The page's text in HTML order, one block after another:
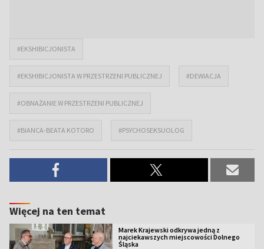
#EKSHIBICJONISTA
#EKSHIBICJONISTA W PRZESTRZENI PUBLICZNEJ #DEWIACJA
#OBNAŻANIE W PRZESTRZENI PUBLICZNEJ
#BIANCA-BEATA KOTORO #PSYCHOSEKSUOLOG
Więcej na ten temat
Marek Krajewski odkrywa jedną z
najciekawszych miejscowości Dolnego
Śląska